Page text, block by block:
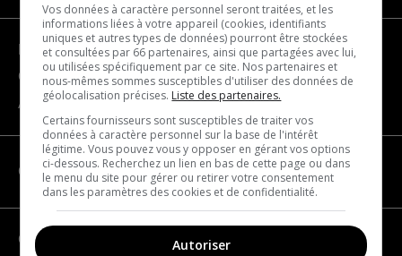
Become a partner
Contact us
About us
CATEGORIES
Geography
Vos données à caractère personnel seront traitées, et les
informations liées à votre appareil (cookies, identifiants
uniques et autres types de données) pourront être stockées
et consultées par 66 partenaires, ainsi que partagées avec lui,
ou utilisées spécifiquement par ce site. Nos partenaires et
nous-mêmes sommes susceptibles d'utiliser des données de
géolocalisation précises. Liste des partenaires.
Certains fournisseurs sont susceptibles de traiter vos
données à caractère personnel sur la base de l'intérêt
légitime. Vous pouvez vous y opposer en gérant vos options
ci-dessous. Recherchez un lien en bas de cette page ou dans
le menu du site pour gérer ou retirer votre consentement
dans les paramètres des cookies et de confidentialité.
Autoriser